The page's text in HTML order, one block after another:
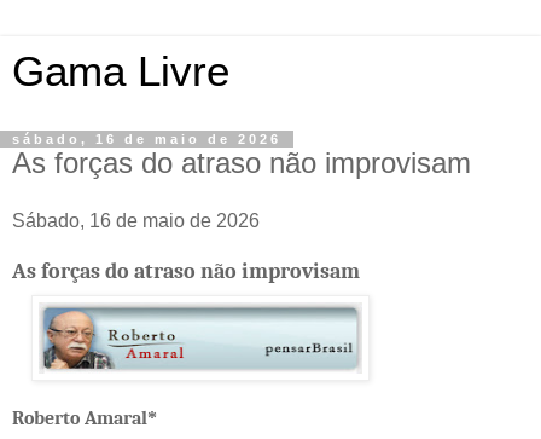
Gama Livre
sábado, 16 de maio de 2026
As forças do atraso não improvisam
Sábado, 16 de maio de 2026
As forças do atraso não improvisam
​Roberto Amaral*